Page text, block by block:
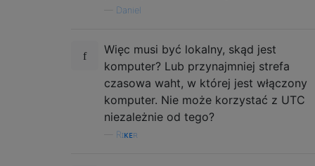
Daniel
Więc musi być lokalny, skąd jest
komputer? Lub przynajmniej strefa
czasowa waht, w której jest włączony
komputer. Nie może korzystać z UTC
niezależnie od tego?
Rɪᴋᴇʀ